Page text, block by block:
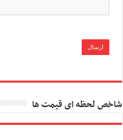
شاخص لحظه ای قیمت ها